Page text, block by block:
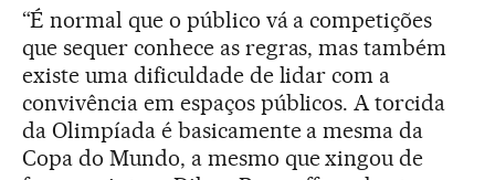
“É normal que o público vá a competições
que sequer conhece as regras, mas também
existe uma dificuldade de lidar com a
convivência em espaços públicos. A torcida
da Olimpíada é basicamente a mesma da
Copa do Mundo, a mesmo que xingou de